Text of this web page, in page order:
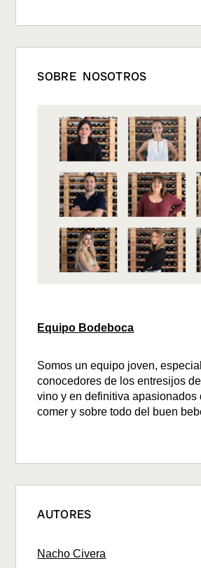
SOBRE NOSOTROS
Equipo Bodeboca
Somos un equipo joven,
conocedores de los entresijos
vino y en definitiva apasionados
comer y sobre todo del buen
AUTORES
Nacho Civera